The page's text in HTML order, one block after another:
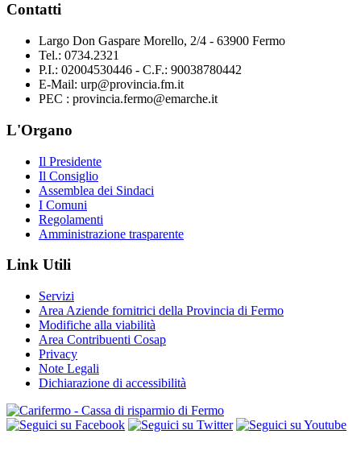
Contatti
Largo Don Gaspare Morello, 2/4 - 63900 Fermo
Tel.: 0734.2321
P.I.: 02004530446 - C.F.: 90038780442
E-Mail: urp@provincia.fm.it
PEC : provincia.fermo@emarche.it
L'Organo
Il Presidente
Il Consiglio
Assemblea dei Sindaci
I Comuni
Regolamenti
Amministrazione trasparente
Link Utili
Servizi
Area Aziende fornitrici della Provincia di Fermo
Modifiche alla viabilità
Area Contribuenti Cosap
Privacy
Note Legali
Dichiarazione di accessibilità